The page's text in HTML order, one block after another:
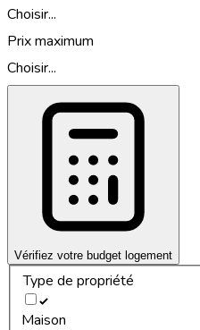
Choisir...
Prix maximum
Choisir...
Vérifiez votre budget logement
Type de propriété
Maison